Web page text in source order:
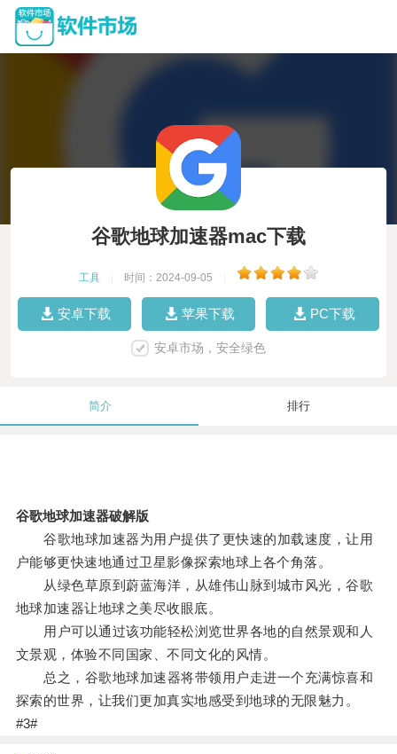
谷歌地球加速器mac下载
工具 时间：2024-09-05
安卓下载 苹果下载 PC下载
安卓市场，安全绿色
简介 排行
谷歌地球加速器破解版
谷歌地球加速器为用户提供了更快速的加载速度，让用
户能够更快速地通过卫星影像探索地球上各个角落。
从绿色草原到蔚蓝海洋，从雄伟山脉到城市风光，谷歌
地球加速器让地球之美尽收眼底。
用户可以通过该功能轻松浏览世界各地的自然景观和人
文景观，体验不同国家、不同文化的风情。
总之，谷歌地球加速器将带领用户走进一个充满惊喜和
探索的世界，让我们更加真实地感受到地球的无限魅力。
#3#